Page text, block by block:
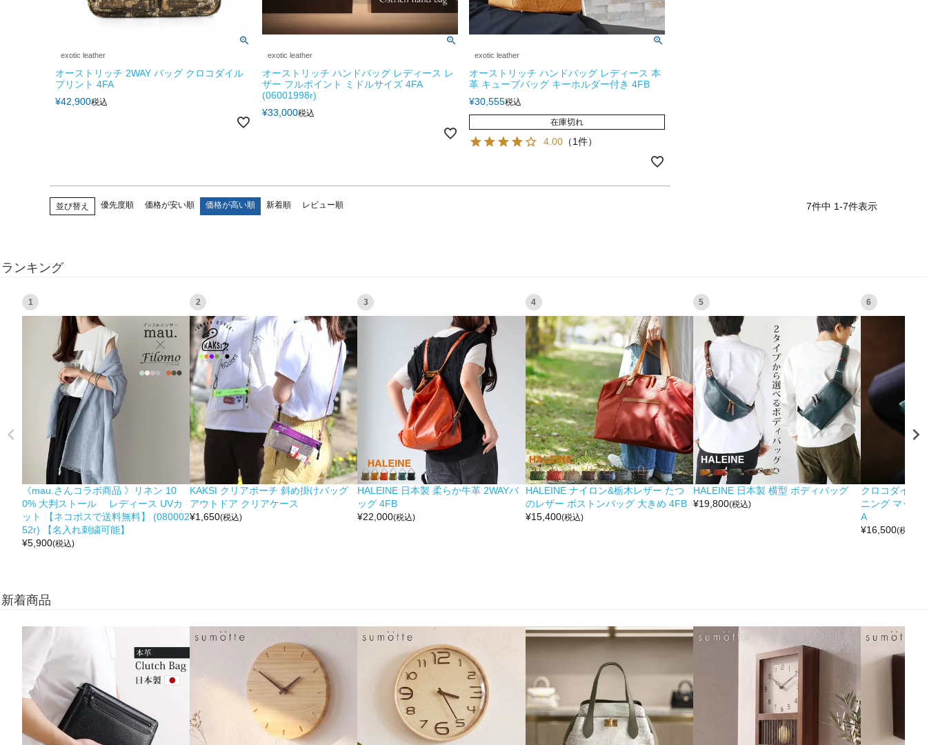
exotic leather
オーストリッチ 2WAY バッグ クロコダイル
プリント 4FA
¥42,900税込
exotic leather
オーストリッチ ハンドバッグ レディース レ
ザー フルポイント ミドルサイズ 4FA
(06001998r)
¥33,000税込
exotic leather
オーストリッチ ハンドバッグ レディース 本
革 キューブバッグ キーホルダー付き 4FB
¥30,555税込
在庫切れ
4.00 （1件）
並び替え 優先度順 価格が安い順 価格が高い順 新着順 レビュー順 7件中 1-7件表示
ランキング
1
《mau.さんコラボ商品 》リネン 10
0% 大判ストール レディース UVカ
ット 【ネコポスで送料無料】 (080002
52r) 【名入れ刺繍可能】
¥5,900(税込)
2
KAKSI クリアポーチ 斜め掛けバッグ
アウトドア クリアケース
¥1,650(税込)
3
HALEINE 日本製 柔らか牛革 2WAYバ
ッグ 4FB
¥22,000(税込)
4
HALEINE ナイロン&栃木レザー たつ
のレザー ボストンバッグ 大きめ 4FB
¥15,400(税込)
5
HALEINE 日本製 横型 ボディバッグ
¥19,800(税込)
6
クロコダイル
ニング マット
A
¥16,500(税込)
新着商品